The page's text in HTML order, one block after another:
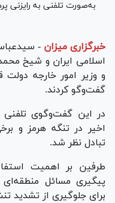
به‌صورت تلفنی به رایزنی
خبرگزاری میزان -
اسلامی ایران و شیخ
و وزیر امور خارجه دولت
گفت‌و‌گو کردند.
در این گفت‌وگوی تلفنی
اخیر در تنگه هرمز و
تبادل نظر شد.
طرفین بر اهمیت
پیگیری مسائل
برای جلوگیری از تشدید